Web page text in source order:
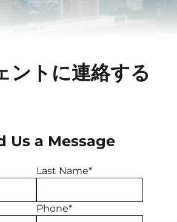
ントに連絡する
Us a Message
Last Name*
Phone*